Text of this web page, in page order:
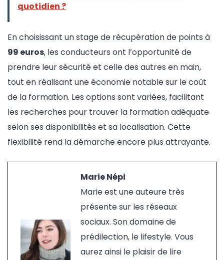
quotidien ?
En choisissant un stage de récupération de points à
99 euros, les conducteurs ont l’opportunité de
prendre leur sécurité et celle des autres en main,
tout en réalisant une économie notable sur le coût
de la formation. Les options sont variées, facilitant
les recherches pour trouver la formation adéquate
selon ses disponibilités et sa localisation. Cette
flexibilité rend la démarche encore plus attrayante.
Marie Népi
Marie est une auteure très
présente sur les réseaux
sociaux. Son domaine de
prédilection, le lifestyle. Vous
aurez ainsi le plaisir de lire